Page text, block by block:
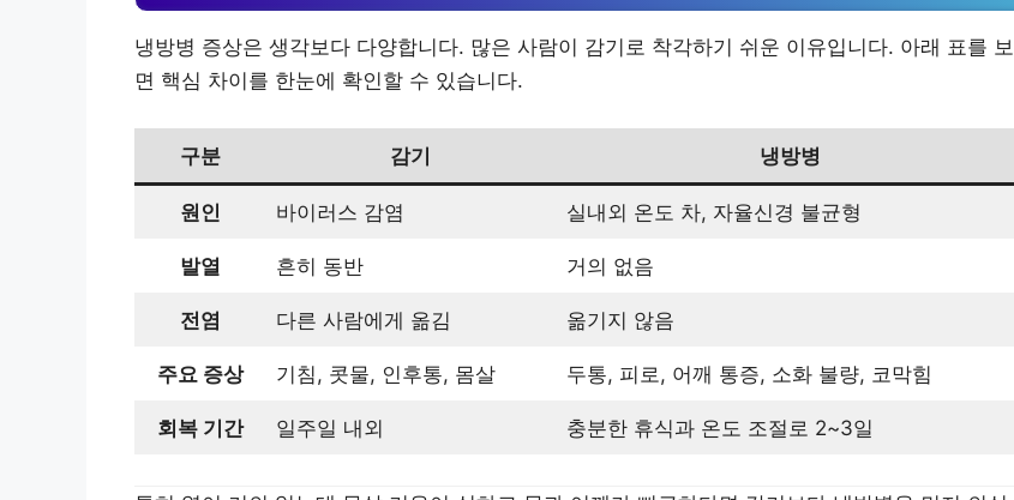
냉방병 증상은 생각보다 다양합니다. 많은 사람이 감기로 착각하기 쉬운 이유입니다. 아래 표를 보
면 핵심 차이를 한눈에 확인할 수 있습니다.
구분 감기 냉방병
원인 바이러스 감염 실내외 온도 차, 자율신경 불균형
발열 흔히 동반 거의 없음
전염 다른 사람에게 옮김 옮기지 않음
주요 증상 기침, 콧물, 인후통, 몸살 두통, 피로, 어깨 통증, 소화 불량, 코막힘
회복 기간 일주일 내외 충분한 휴식과 온도 조절로 2~3일